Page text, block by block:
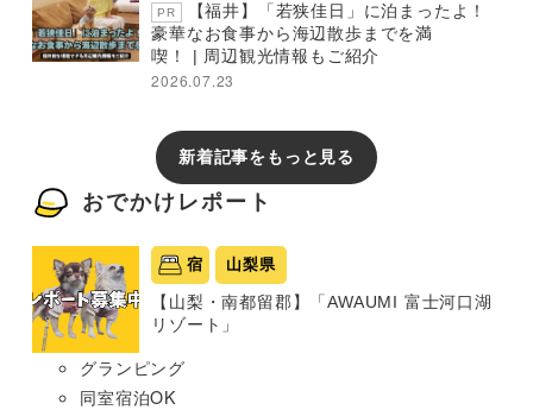
PR
【福井】「若狭佳日」に泊まったよ！
豪華なお食事から海辺散歩までを満
喫！ | 周辺観光情報もご紹介
2026.07.23
新着記事をもっと見る
おでかけレポート
宿 山梨県
【山梨・南都留郡】「AWAUMI 富士河口湖
リゾート」
グランピング
同室宿泊OK